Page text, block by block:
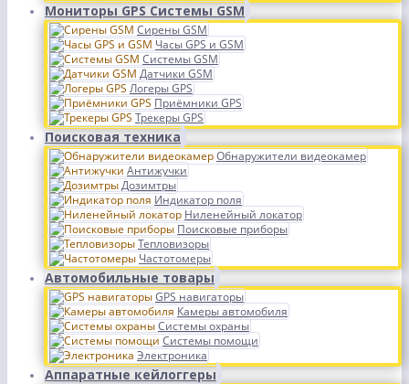
Мониторы GPS Системы GSM
Сирены GSM
Часы GPS и GSM
Системы GSM
Датчики GSM
Логеры GPS
Приёмники GPS
Трекеры GPS
Поисковая техника
Обнаружители видеокамер
Антижучки
Дозимтры
Индикатор поля
Ниленейный локатор
Поисковые приборы
Тепловизоры
Частотомеры
Автомобильные товары
GPS навигаторы
Камеры автомобиля
Системы охраны
Системы помощи
Электроника
Аппаратные кейлоггеры